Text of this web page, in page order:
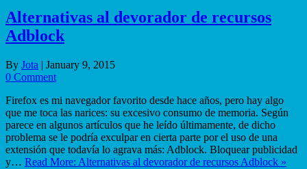
Alternativas al devorador de recursos
Adblock
By Jota | January 9, 2015
0 Comment
Firefox es mi navegador favorito desde hace años, pero hay algo
que me toca las narices: su excesivo consumo de memoria. Según
parece en algunos artículos que he leído últimamente, de dicho
problema se le podría exculpar en cierta parte por el uso de una
extensión que todavía lo agrava más: Adblock. Bloquear publicidad
y… Read More: Alternativas al devorador de recursos Adblock »